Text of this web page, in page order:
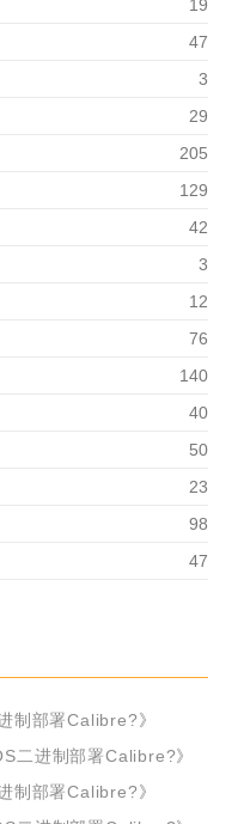
19
47
3
29
205
129
42
3
12
76
140
40
50
23
98
47
制部署Calibre?》
二进制部署Calibre?》
制部署Calibre?》